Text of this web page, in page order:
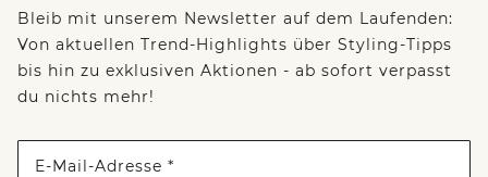
Bleib mit unserem Newsletter auf dem Laufenden:
Von aktuellen Trend-Highlights über Styling-Tipps
bis hin zu exklusiven Aktionen - ab sofort verpasst
du nichts mehr!
E-Mail-Adresse *